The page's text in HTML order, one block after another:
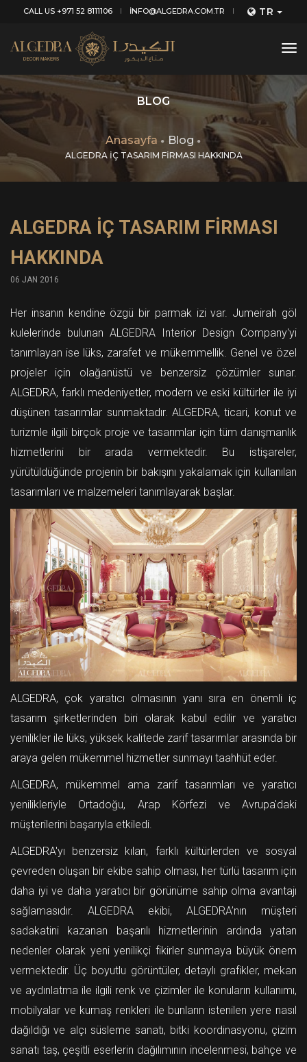
CALL US +971 52 8111106 INFO@ALGEDRA.COM.TR TR
BLOG
Anasayfa Blog
ALGEDRA İÇ TASARIM FİRMASI HAKKINDA
ALGEDRA İÇ TASARIM FİRMASI
HAKKINDA
06 JAN 2016
Her insanın kendine özgü bir parmak izi var. Jumeirah göl
kulelerinde bulunan ALGEDRA Interior Design Company'yi
tanımlayan ise lüks, zarafet ve mükemmellik. Genel ve özel
projeler için olağanüstü ve benzersiz çözümler sunar.
ALGEDRA, farklı medeniyetler, modern ve eski kültürler ile iyi
düşünen tasarımlar sunmaktadır. ALGEDRA, ticari, konut ve
turizmle ilgili birçok proje ve tasarımlar için tüm danışmanlık
hizmetlerini bir arada vermektedir. Bu istişareler,
yürütüldüğünde projenin bir bakışını yakalamak için kullanılan
tasarımları ve malzemeleri tanımlayarak başlar.
ALGEDRA, çok yaratıcı olmasının yanı sıra en önemli iç
tasarım şirketlerinden biri olarak kabul edilir ve yaratıcı
yenilikler ile lüks, yüksek kalitede zarif tasarımlar arasında bir
araya gelen mükemmel hizmetler sunmayı taahhüt eder.
ALGEDRA, mükemmel ama zarif tasarımları ve yaratıcı
yenilikleriyle Ortadoğu, Arap Körfezi ve Avrupa'daki
müşterilerini başarıyla etkiledi.
ALGEDRA'yı benzersiz kılan, farklı kültürlerden ve sosyal
çevreden oluşan bir ekibe sahip olması, her türlü tasarım için
daha iyi ve daha yaratıcı bir görünüme sahip olma avantajı
sağlamasıdır. ALGEDRA ekibi, ALGEDRA’nın müşteri
sadakatini kazanan başarılı hizmetlerinin ardında yatan
nedenler olarak yeni yenilikçi fikirler sunmaya büyük önem
vermektedir. Üç boyutlu görüntüler, detaylı grafikler, mekan
ve aydınlatma ile ilgili renk ve çizimler ile konuların kullanımı,
mobilyalar ve kumaş renkleri ile bunların istenilen yere nasıl
dağıldığı ve alçı süsleme sanatı, bitki koordinasyonu, çizim
sanatı taş, çeşitli eserlerin dağılımının incelenmesi, bahçe ve